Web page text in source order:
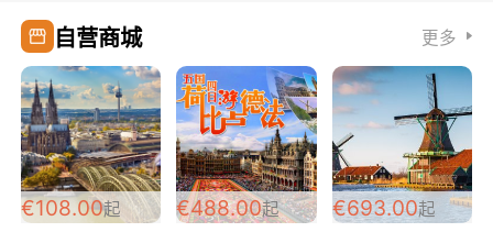
自营商城 更多
€108.00起 €488.00起 €693.00起